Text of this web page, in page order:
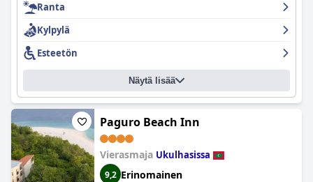
Ranta
Kylpylä
Esteetön
Näytä lisää
Paguro Beach Inn
Vierasmaja Ukulhasissa
9,2 Erinomainen